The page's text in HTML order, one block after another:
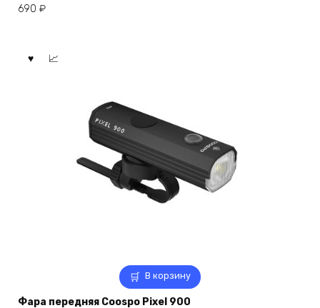
690 ₽
В корзину
Фара передняя Coospo Pixel 900